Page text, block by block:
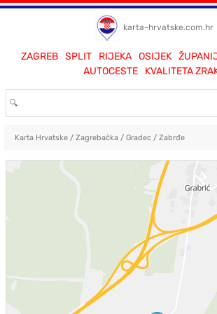
karta-hrvatske.com.hr
ZAGREB SPLIT RIJEKA OSIJEK
AUTOCESTE
KVALITETA
Karta Hrvatske/ Zagrebačka/ Gradec/ Zabrđe